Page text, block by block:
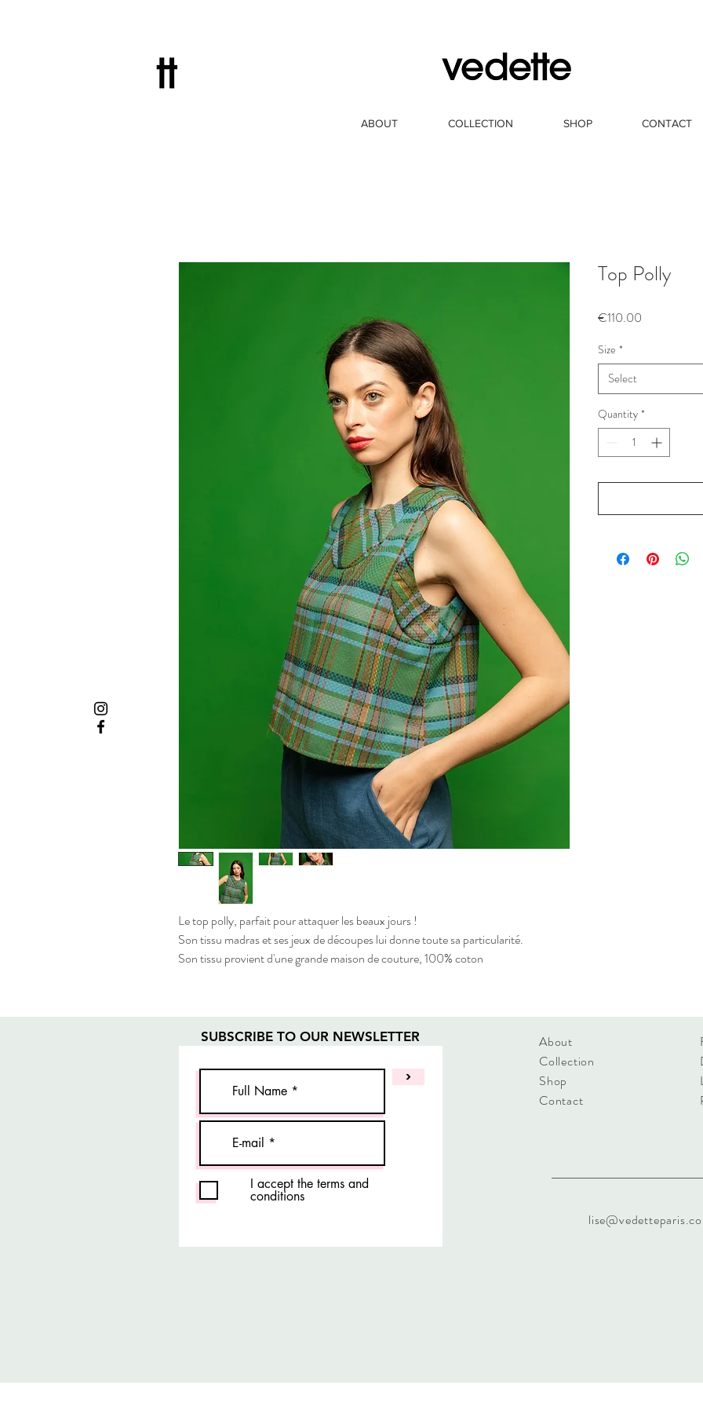
ABOUT COLLECTION SHOP CONTACT
Le top polly, parfait pour attaquer les beaux jours !
Son tissu madras et ses jeux de découpes lui donne toute sa particularité.
Son tissu provient d'une grande maison de couture, 100% coton
Top Polly
€110.00
Size *
Select
Quantity *
SUBSCRIBE TO OUR NEWSLETTER
>
I accept the terms and
conditions
About
Collection
Shop
Contact